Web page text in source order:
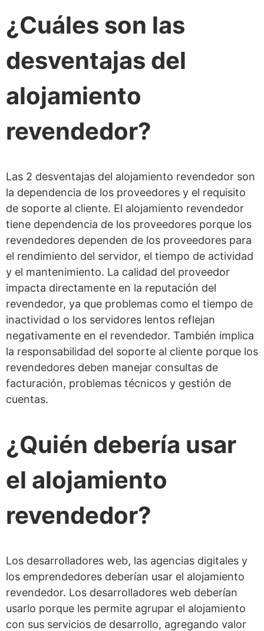
¿Cuáles son las
desventajas del
alojamiento
revendedor?
Las 2 desventajas del alojamiento revendedor son
la dependencia de los proveedores y el requisito
de soporte al cliente. El alojamiento revendedor
tiene dependencia de los proveedores porque los
revendedores dependen de los proveedores para
el rendimiento del servidor, el tiempo de actividad
y el mantenimiento. La calidad del proveedor
impacta directamente en la reputación del
revendedor, ya que problemas como el tiempo de
inactividad o los servidores lentos reflejan
negativamente en el revendedor. También implica
la responsabilidad del soporte al cliente porque los
revendedores deben manejar consultas de
facturación, problemas técnicos y gestión de
cuentas.
¿Quién debería usar
el alojamiento
revendedor?
Los desarrolladores web, las agencias digitales y
los emprendedores deberían usar el alojamiento
revendedor. Los desarrolladores web deberían
usarlo porque les permite agrupar el alojamiento
con sus servicios de desarrollo, agregando valor